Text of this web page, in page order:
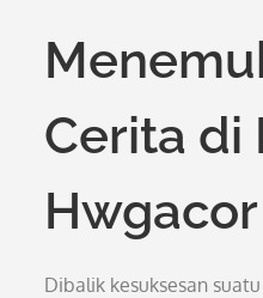
Cerita di
Hwgacor
Dibalik kesuksesan